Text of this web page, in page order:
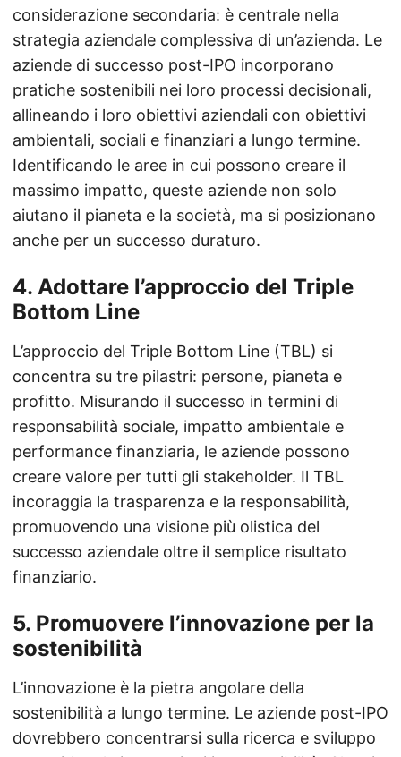
considerazione secondaria: è centrale nella
strategia aziendale complessiva di un’azienda. Le
aziende di successo post-IPO incorporano
pratiche sostenibili nei loro processi decisionali,
allineando i loro obiettivi aziendali con obiettivi
ambientali, sociali e finanziari a lungo termine.
Identificando le aree in cui possono creare il
massimo impatto, queste aziende non solo
aiutano il pianeta e la società, ma si posizionano
anche per un successo duraturo.
4. Adottare l’approccio del Triple
Bottom Line
L’approccio del Triple Bottom Line (TBL) si
concentra su tre pilastri: persone, pianeta e
profitto. Misurando il successo in termini di
responsabilità sociale, impatto ambientale e
performance finanziaria, le aziende possono
creare valore per tutti gli stakeholder. Il TBL
incoraggia la trasparenza e la responsabilità,
promuovendo una visione più olistica del
successo aziendale oltre il semplice risultato
finanziario.
5. Promuovere l’innovazione per la
sostenibilità
L’innovazione è la pietra angolare della
sostenibilità a lungo termine. Le aziende post-IPO
dovrebbero concentrarsi sulla ricerca e sviluppo